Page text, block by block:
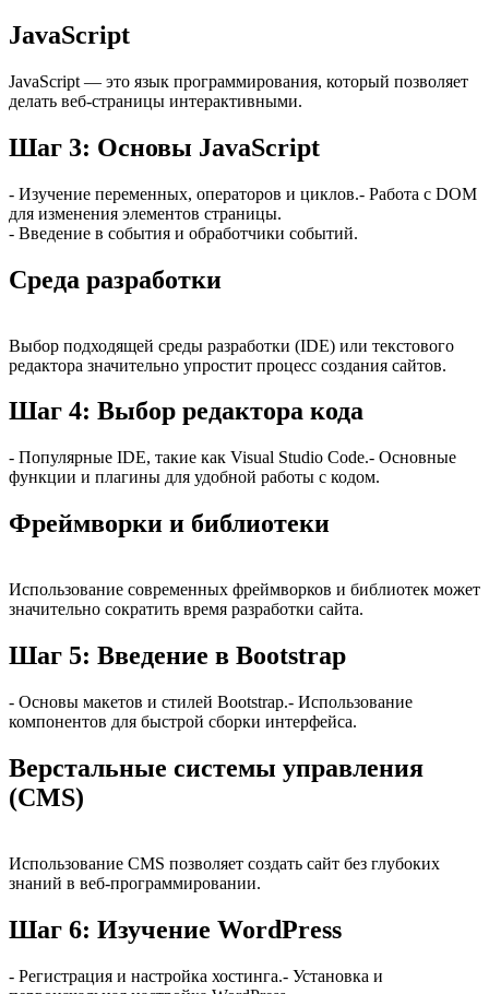
JavaScript
JavaScript — это язык программирования, который позволяет
делать веб-страницы интерактивными.
Шаг 3: Основы JavaScript
- Изучение переменных, операторов и циклов.- Работа с DOM
для изменения элементов страницы.
- Введение в события и обработчики событий.
Среда разработки
Выбор подходящей среды разработки (IDE) или текстового
редактора значительно упростит процесс создания сайтов.
Шаг 4: Выбор редактора кода
- Популярные IDE, такие как Visual Studio Code.- Основные
функции и плагины для удобной работы с кодом.
Фреймворки и библиотеки
Использование современных фреймворков и библиотек может
значительно сократить время разработки сайта.
Шаг 5: Введение в Bootstrap
- Основы макетов и стилей Bootstrap.- Использование
компонентов для быстрой сборки интерфейса.
Верстальные системы управления
(CMS)
Использование CMS позволяет создать сайт без глубоких
знаний в веб-программировании.
Шаг 6: Изучение WordPress
- Регистрация и настройка хостинга.- Установка и